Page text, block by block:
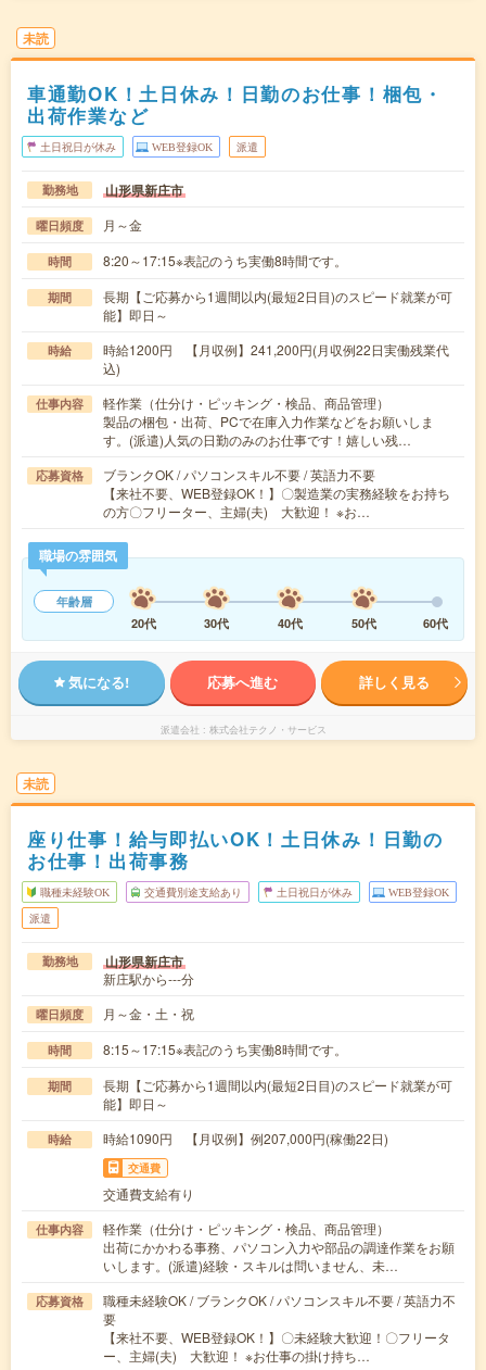
未読
車通勤OK！土日休み！日勤のお仕事！梱包・
出荷作業など
土日祝日が休み WEB登録OK 派遣
勤務地 山形県新庄市
曜日頻度 月～金
時間 8:20～17:15※表記のうち実働8時間です。
期間
長期【ご応募から1週間以内(最短2日目)のスピード就業が可
能】即日～
時給
時給1200円 【月収例】241,200円(月収例22日実働残業代
込)
仕事内容
軽作業（仕分け・ピッキング・検品、商品管理）
製品の梱包・出荷、PCで在庫入力作業などをお願いしま
す。(派遣)人気の日勤のみのお仕事です！嬉しい残…
応募資格
ブランクOK / パソコンスキル不要 / 英語力不要
【来社不要、WEB登録OK！】〇製造業の実務経験をお持ち
の方〇フリーター、主婦(夫) 大歓迎！ ※お…
職場の雰囲気
年齢層
20代
30代 40代 50代 60代
気になる! 応募へ進む 詳しく見る
派遣会社 株式会社テクノ・サービス
未読
座り仕事！給与即払いOK！土日休み！日勤の
お仕事！出荷事務
職種未経験OK 交通費別途支給あり 土日祝日が休み WEB登録OK
派遣
勤務地 山形県新庄市
新庄駅から---分
曜日頻度 月～金・土・祝
時間 8:15～17:15※表記のうち実働8時間です。
期間
長期【ご応募から1週間以内(最短2日目)のスピード就業が可
能】即日～
時給 時給1090円 【月収例】例207,000円(稼働22日)
交通費
交通費支給有り
仕事内容
軽作業（仕分け・ピッキング・検品、商品管理）
出荷にかかわる事務、パソコン入力や部品の調達作業をお願
いします。(派遣)経験・スキルは問いません、未…
応募資格
職種未経験OK / ブランクOK / パソコンスキル不要 / 英語力不
要
【来社不要、WEB登録OK！】〇未経験大歓迎！〇フリータ
ー、主婦(夫) 大歓迎！ ※お仕事の掛け持ち…